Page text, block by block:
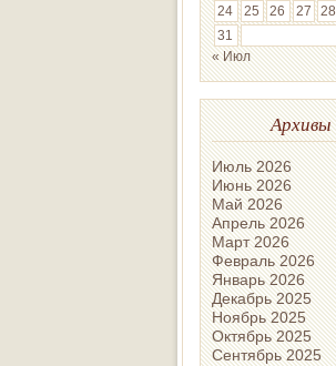
24
25 26 27 28
31
« Июл
Архивы
Июль 2026
Июнь 2026
Май 2026
Апрель 2026
Март 2026
Февраль 2026
Январь 2026
Декабрь 2025
Ноябрь 2025
Октябрь 2025
Сентябрь 2025